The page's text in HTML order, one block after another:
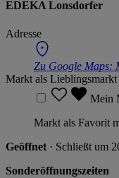
EDEKA Lonsdorfer
Adresse
Zu Google Maps:
Markt als Lieblingsmarkt
Mein
Markt als Favorit
Geöffnet · Schließt um
Sonderöffnungszeiten